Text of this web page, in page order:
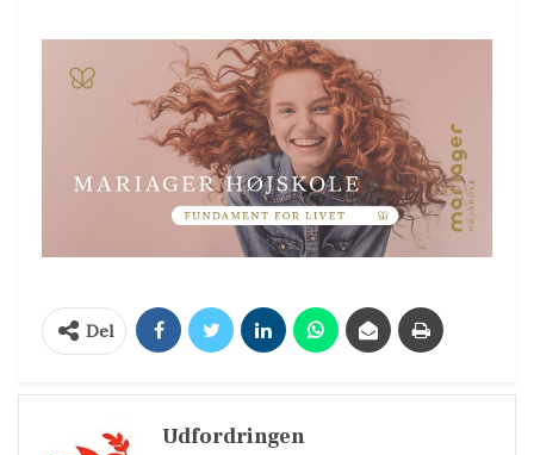
Del
Udfordringen